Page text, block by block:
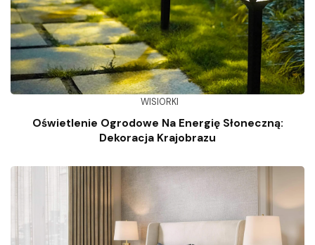
WISIORKI
Oświetlenie Ogrodowe Na Energię Słoneczną:
Dekoracja Krajobrazu